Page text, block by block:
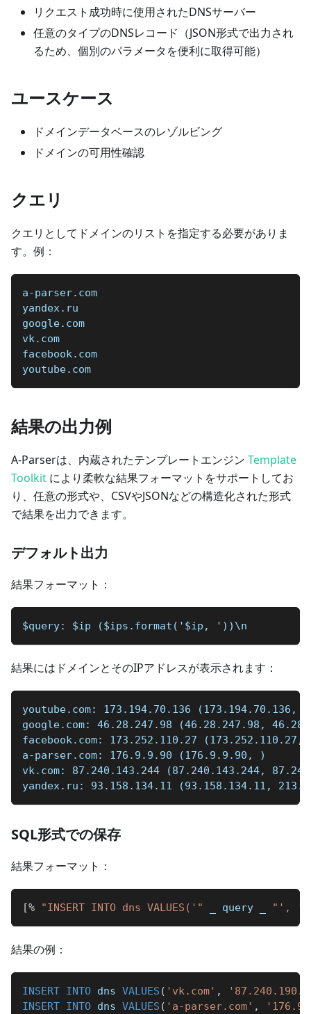
リクエスト成功時に使用されたDNSサーバー
任意のタイプのDNSレコード（JSON形式で出力され
るため、個別のパラメータを便利に取得可能）
ユースケース
ドメインデータベースのレゾルビング
ドメインの可用性確認
クエリ
クエリとしてドメインのリストを指定する必要がありま
す。例：
a-parser.com
yandex.ru
google.com
vk.com
facebook.com
youtube.com
結果の出力例
A-Parserは、内蔵されたテンプレートエンジン Template
Toolkit により柔軟な結果フォーマットをサポートしてお
り、任意の形式や、CSVやJSONなどの構造化された形式
で結果を出力できます。
デフォルト出力
結果フォーマット：
$query: $ip ($ips.format('$ip, '))\n
結果にはドメインとそのIPアドレスが表示されます：
youtube.com: 173.194.70.136
google.com: 46.28.247.98 (46.28.247.98,
facebook.com: 173.252.110.27
a-parser.com: 176.9.9.90 (176.9.9.90, )
vk.com: 87.240.143.244 (87.240.143.244,
yandex.ru: 93.158.134.11 (93.158.134.11,
SQL形式での保存
結果フォーマット：
[% "INSERT INTO dns VALUES('" query "', '"
結果の例：
INSERT INTO dns VALUES ( 'vk.com' ,
INSERT INTO dns VALUES ( 'a-parser.com' ,